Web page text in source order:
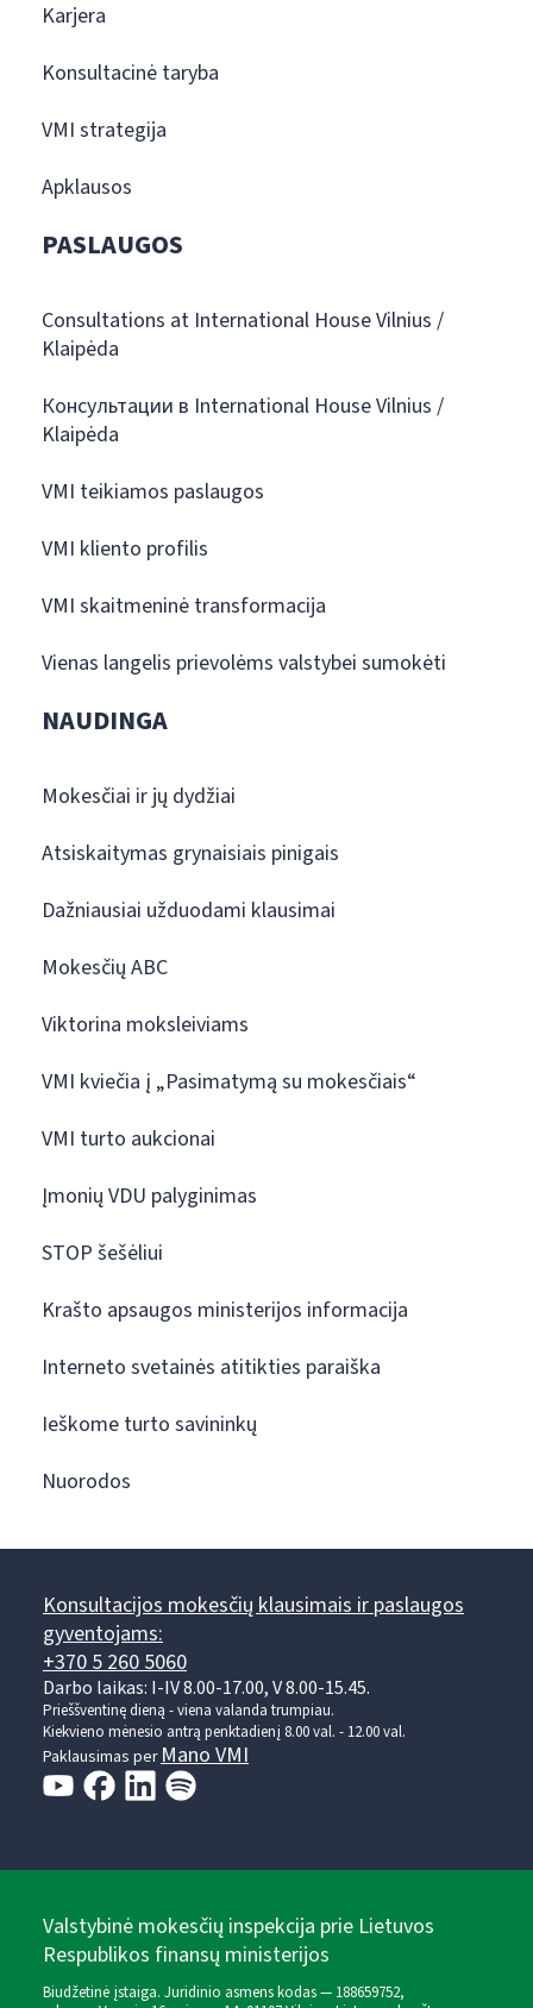
Karjera
Konsultacinė taryba
VMI strategija
Apklausos
PASLAUGOS
Consultations at International House Vilnius /
Klaipėda
Консультации в International House Vilnius /
Klaipėda
VMI teikiamos paslaugos
VMI kliento profilis
VMI skaitmeninė transformacija
Vienas langelis prievolėms valstybei sumokėti
NAUDINGA
Mokesčiai ir jų dydžiai
Atsiskaitymas grynaisiais pinigais
Dažniausiai užduodami klausimai
Mokesčių ABC
Viktorina moksleiviams
VMI kviečia į „Pasimatymą su mokesčiais“
VMI turto aukcionai
Įmonių VDU palyginimas
STOP šešėliui
Krašto apsaugos ministerijos informacija
Interneto svetainės atitikties paraiška
Ieškome turto savininkų
Nuorodos
Konsultacijos mokesčių klausimais ir paslaugos
gyventojams:
+370 5 260 5060
Darbo laikas: I-IV 8.00-17.00, V 8.00-15.45.
Prieššventinę dieną - viena valanda trumpiau.
Kiekvieno mėnesio antrą penktadienį 8.00 val. - 12.00 val.
Paklausimas perMano VMI
Valstybinė mokesčių inspekcija prie Lietuvos
Respublikos finansų ministerijos
Biudžetinė įstaiga. Juridinio asmens kodas — 188659752,